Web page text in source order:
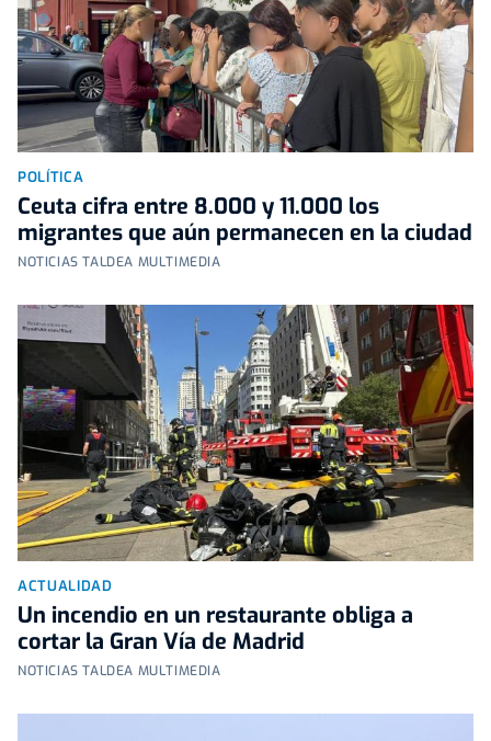
POLÍTICA
Ceuta cifra entre 8.000 y 11.000 los
migrantes que aún permanecen en la ciudad
NOTICIAS TALDEA MULTIMEDIA
ACTUALIDAD
Un incendio en un restaurante obliga a
cortar la Gran Vía de Madrid
NOTICIAS TALDEA MULTIMEDIA